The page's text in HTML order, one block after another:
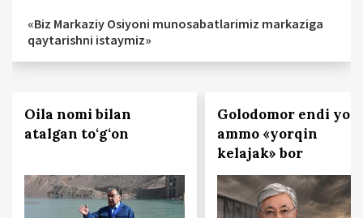
«Biz Markaziy Osiyoni munosabatlarimiz markaziga
qaytarishni istaymiz»
Oila nomi bilan
atalgan to‘g‘on
Golodomor endi
ammo «yorqin
kelajak» bor